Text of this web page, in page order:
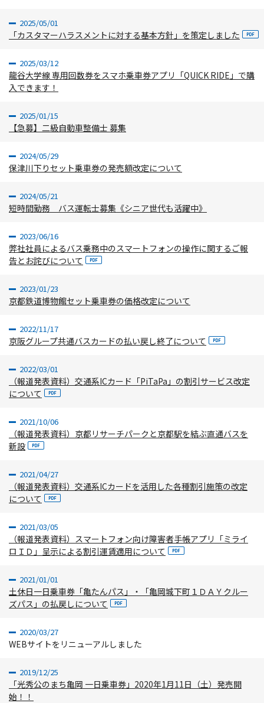
2025/05/01
「カスタマーハラスメントに対する基本方針」を策定しました
2025/03/12
龍谷大学線 専用回数券をスマホ乗車券アプリ「QUICK RIDE」で購
入できます！
2025/01/15
【急募】二級自動車整備士 募集
2024/05/29
保津川下りセット乗車券の発売額改定について
2024/05/21
短時間勤務 バス運転士募集《シニア世代も活躍中》
2023/06/16
弊社社員によるバス乗務中のスマートフォンの操作に関するご報
告とお詫びについて
2023/01/23
京都鉄道博物館セット乗車券の価格改定について
2022/11/17
京阪グループ共通バスカードの払い戻し終了について
2022/03/01
（報道発表資料）交通系ICカード「PiTaPa」の割引サービス改定
について
2021/10/06
（報道発表資料）京都リサーチパークと京都駅を結ぶ直通バスを
新設
2021/04/27
（報道発表資料）交通系ICカードを活用した各種割引施策の改定
について
2021/03/05
（報道発表資料）スマートフォン向け障害者手帳アプリ「ミライ
ロＩＤ」呈示による割引運賃適用について
2021/01/01
土休日一日乗車券「亀たんパス」・「亀岡城下町１ＤＡＹクルー
ズパス」の払戻しについて
2020/03/27
WEBサイトをリニューアルしました
2019/12/25
「光秀公のまち亀岡 一日乗車券」2020年1月11日（土）発売開
始！！